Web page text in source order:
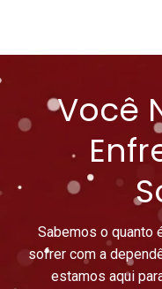
Você
Sabemos o quanto
sofrer com a
estamos aqui